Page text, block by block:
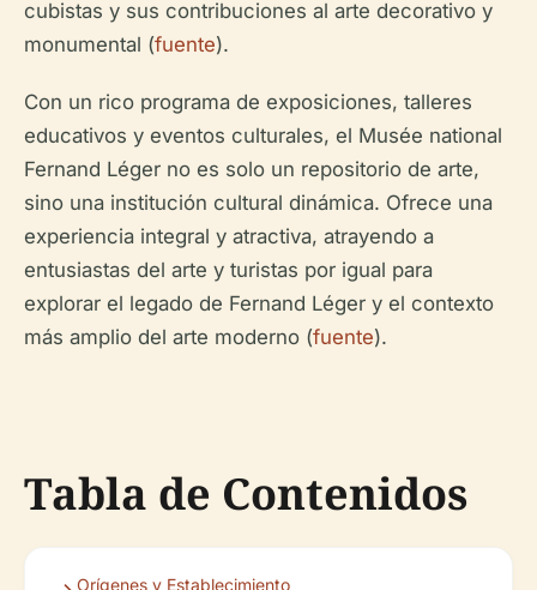
cubistas y sus contribuciones al arte decorativo y
monumental (fuente).
Con un rico programa de exposiciones, talleres
educativos y eventos culturales, el Musée national
Fernand Léger no es solo un repositorio de arte,
sino una institución cultural dinámica. Ofrece una
experiencia integral y atractiva, atrayendo a
entusiastas del arte y turistas por igual para
explorar el legado de Fernand Léger y el contexto
más amplio del arte moderno (fuente).
Tabla de Contenidos
Orígenes y Establecimiento